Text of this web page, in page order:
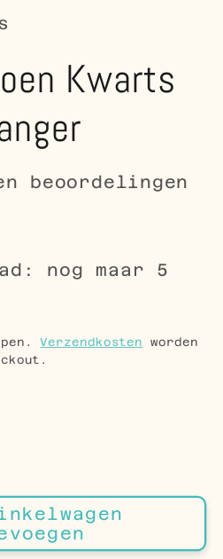
Kwarts
beoordelingen
nog maar 5
Verzendkosten worden